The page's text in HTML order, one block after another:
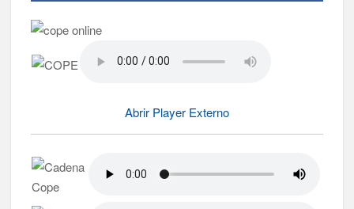
Abrir Player Externo